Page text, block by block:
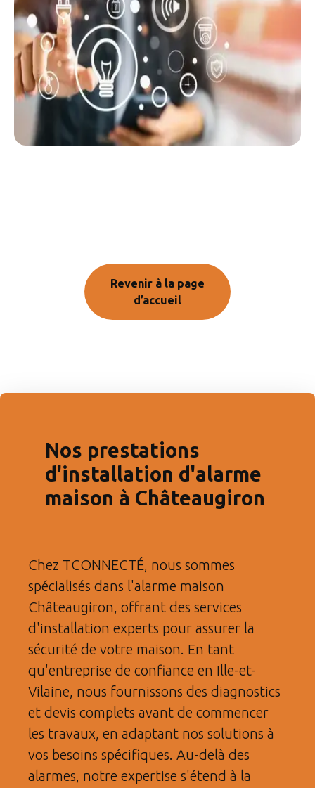
Revenir à la page
d’accueil
Nos prestations
d'installation d'alarme
maison à Châteaugiron
Chez TCONNECTÉ, nous sommes
spécialisés dans l'alarme maison
Châteaugiron, offrant des services
d'installation experts pour assurer la
sécurité de votre maison. En tant
qu'entreprise de confiance en Ille-et-
Vilaine, nous fournissons des diagnostics
et devis complets avant de commencer
les travaux, en adaptant nos solutions à
vos besoins spécifiques. Au-delà des
alarmes, notre expertise s'étend à la